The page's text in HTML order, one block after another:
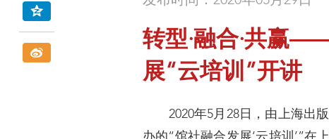
转型·融合·共赢
展“云培训”开讲
2020年5月28日，由上海出版